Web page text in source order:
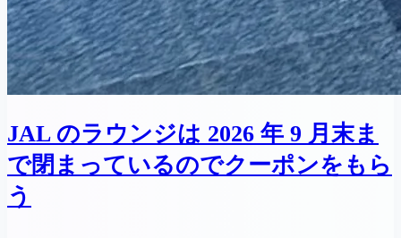
JAL のラウンジは 2026 年 9 月末ま
で閉まっているのでクーポンをもら
う